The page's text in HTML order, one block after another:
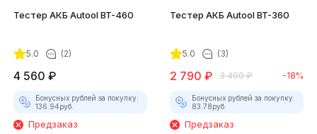
Тестер АКБ Autool BT-460
5.0 (2)
4 560 ₽
Бонусных рублей за покупку:
136.94руб.
Предзаказ
Тестер АКБ Autool BT-360
5.0 (3)
2 790 ₽ 3 400 ₽ -18%
Бонусных рублей за покупку:
83.78руб.
Предзаказ